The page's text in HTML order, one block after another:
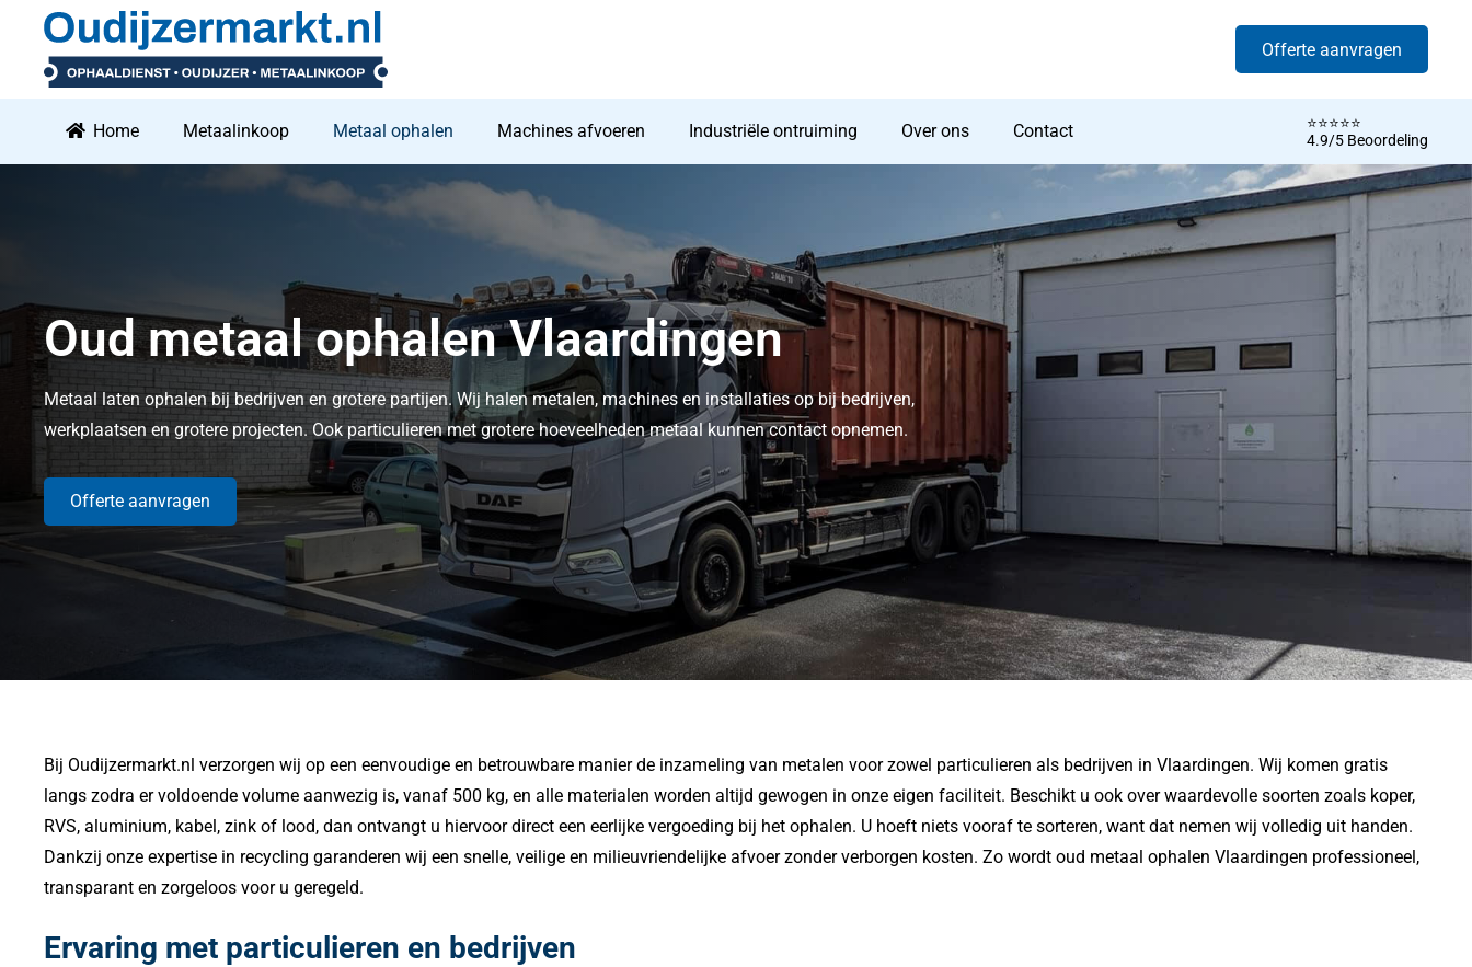
Offerte aanvragen
Home Metaalinkoop Metaal ophalen Machines afvoeren Industriële ontruiming Over ons Contact
⭐️⭐️⭐️⭐️⭐️
4.9/5 Beoordeling
Oud metaal ophalen Vlaardingen
Metaal laten ophalen bij bedrijven en grotere partijen. Wij halen metalen, machines en installaties op bij bedrijven,
werkplaatsen en grotere projecten. Ook particulieren met grotere hoeveelheden metaal kunnen contact opnemen.
Offerte aanvragen
Bij Oudijzermarkt.nl verzorgen wij op een eenvoudige en betrouwbare manier de inzameling van metalen voor zowel particulieren als bedrijven in Vlaardingen. Wij komen gratis
langs zodra er voldoende volume aanwezig is, vanaf 500 kg, en alle materialen worden altijd gewogen in onze eigen faciliteit. Beschikt u ook over waardevolle soorten zoals koper,
RVS, aluminium, kabel, zink of lood, dan ontvangt u hiervoor direct een eerlijke vergoeding bij het ophalen. U hoeft niets vooraf te sorteren, want dat nemen wij volledig uit handen.
Dankzij onze expertise in recycling garanderen wij een snelle, veilige en milieuvriendelijke afvoer zonder verborgen kosten. Zo wordt oud metaal ophalen Vlaardingen professioneel,
transparant en zorgeloos voor u geregeld.
Ervaring met particulieren en bedrijven